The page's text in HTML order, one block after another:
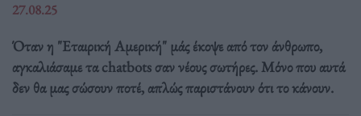
27.08.25
Όταν η "Εταιρική Αμερική" μάς έκοψε από τον άνθρωπο,
αγκαλιάσαμε τα chatbots σαν νέους σωτήρες. Μόνο που αυτά
δεν θα μας σώσουν ποτέ, απλώς παριστάνουν ότι το κάνουν.